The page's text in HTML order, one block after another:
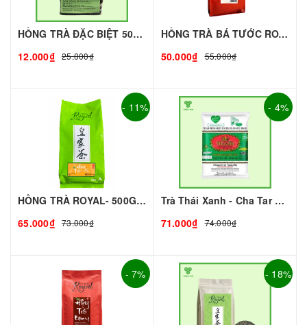
HỒNG TRÀ ĐẶC BIỆT 50G - ROYAL I NGUYÊN LIỆU PHA CHẾ - TOBEE FOOD
12.000₫ 25.000₫
HỒNG TRÀ BÁ TƯỚC ROYAL (gói 500g)
50.000₫
55.000₫
- 11%
HỒNG TRÀ ROYAL- 500G | NGUYÊN LIỆU PHA CHẾ - TOBEE FOOD
65.000₫ 73.000₫
- 4%
Trà Thái Xanh - Cha Tar Mua Thái Lan Cao Cấp I Nguyên Liệu Pha Chế - TOBEE FOOD
71.000₫
74.000₫
- 7% - 18%